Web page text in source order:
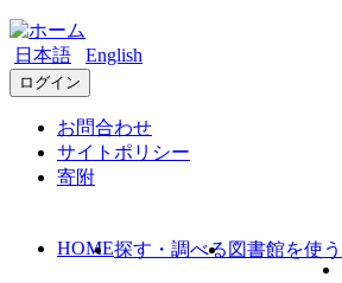
日本語 English
ログイン
お問合わせ
サイトポリシー
寄附
HOME探す・調べる 図書館を使う